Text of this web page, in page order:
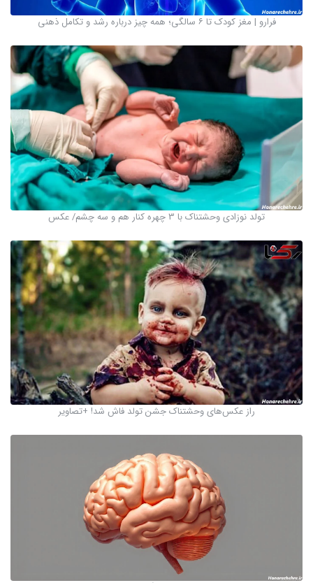
فرارو | مغز کودک تا ۶ سالگی؛ همه چیز درباره رشد و تکامل ذهنی
تولد نوزادی وحشتناک با 3 چهره کنار هم و سه چشم/ عکس
راز عکس‌های وحشتناک جشن تولد فاش شد! +تصاویر